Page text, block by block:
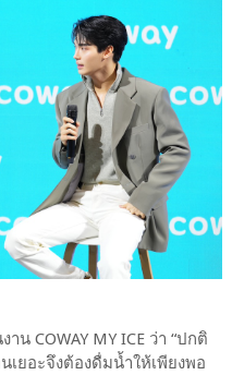
น COWAY MY ICE ว่า “ปกติ
เยอะจึงต้องดื่มน้ำให้เพียงพอ